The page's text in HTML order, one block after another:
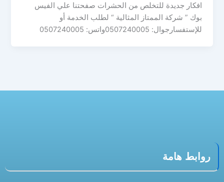
افكار جديدة للتخلص من الحشرات صفحتنا علي الفيس
بوك ” شركة الممتاز المثالية “ لطلب الخدمة أو
للإستفسارجوال: 0507240005واتس: 0507240005
روابط هامة